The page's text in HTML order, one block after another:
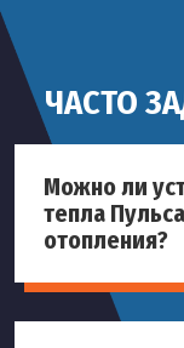
ЧАСТО
Можно ли
тепла
отопления?